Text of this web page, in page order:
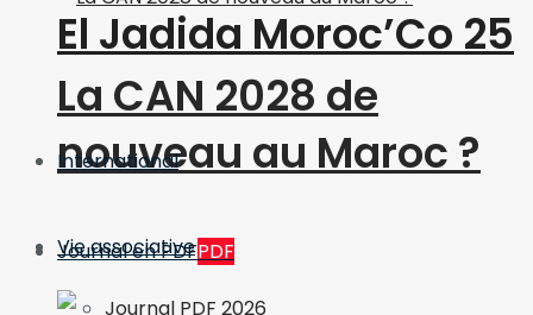
La CAN 2028 de
nouveau au Maroc ?
Journal en PDFPDF
Journal PDF 2026
El Jadida Moroc’Co 25
International
Vie associative